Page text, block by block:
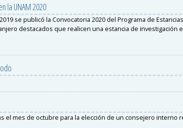
la UNAM 2020
se publicó la Convocatoria 2020 del Programa de
destacados que realicen una estancia de investigación
el mes de octubre para la elección de un consejero interno